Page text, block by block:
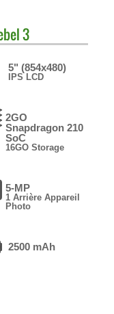
3
5" (854x480)
IPS LCD
2GO
Snapdragon 210
SoC
16GO Storage
5-MP
1 Arrière Appareil
Photo
2500 mAh